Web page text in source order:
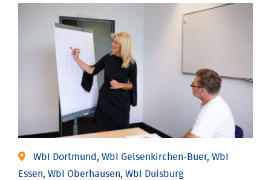
WbI Dortmund, WbI Gelsenkirchen-Buer, WbI
Essen, WbI Oberhausen, WbI Duisburg